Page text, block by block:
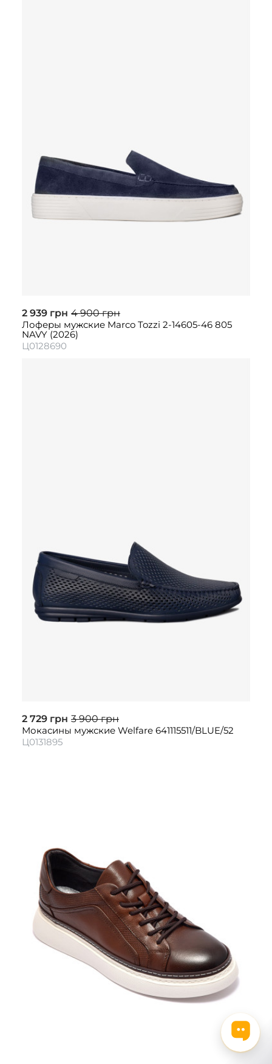
2 939 грн 4 900 грн
Лоферы мужские Marco Tozzi 2-14605-46 805
NAVY (2026)
Ц0128690
2 729 грн 3 900 грн
Мокасины мужские Welfare 641115511/BLUE/52
Ц0131895